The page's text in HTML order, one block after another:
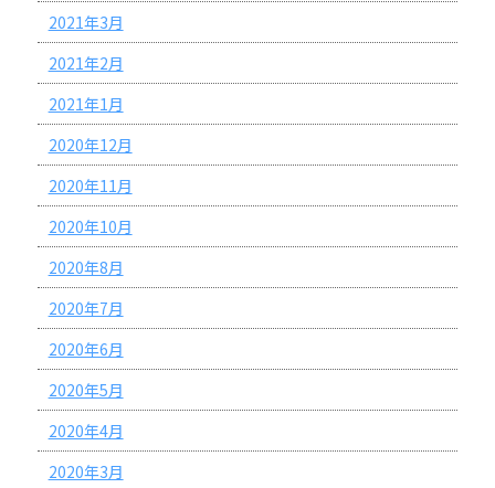
2021年3月
2021年2月
2021年1月
2020年12月
2020年11月
2020年10月
2020年8月
2020年7月
2020年6月
2020年5月
2020年4月
2020年3月